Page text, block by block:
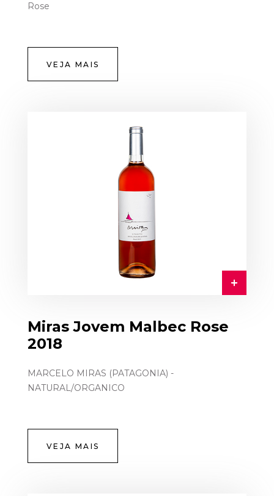
Rose
VEJA MAIS
Miras Jovem Malbec Rose
2018
MARCELO MIRAS (PATAGONIA) -
NATURAL/ORGANICO
VEJA MAIS